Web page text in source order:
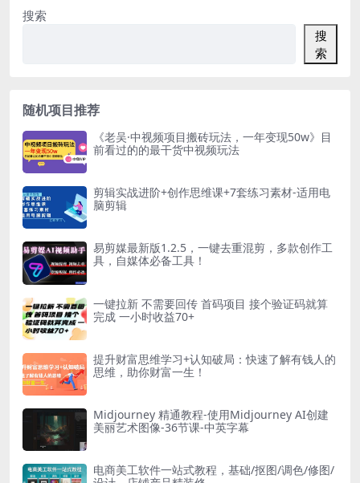
搜索
搜
索
随机项目推荐
《老吴·中视频项目搬砖玩法，一年变现50w》目
前看过的的最干货中视频玩法
剪辑实战进阶+创作思维课+7套练习素材-适用电
脑剪辑
易剪媒最新版1.2.5，一键去重混剪，多款创作工
具，自媒体必备工具！
一键拉新 不需要回传 首码项目 接个验证码就算
完成 一小时收益70+
提升财富思维学习+认知破局：快速了解有钱人的
思维，助你财富一生！
Midjourney 精通教程-使用Midjourney AI创建
美丽艺术图像-36节课-中英字幕
电商美工软件一站式教程，基础/抠图/调色/修图/